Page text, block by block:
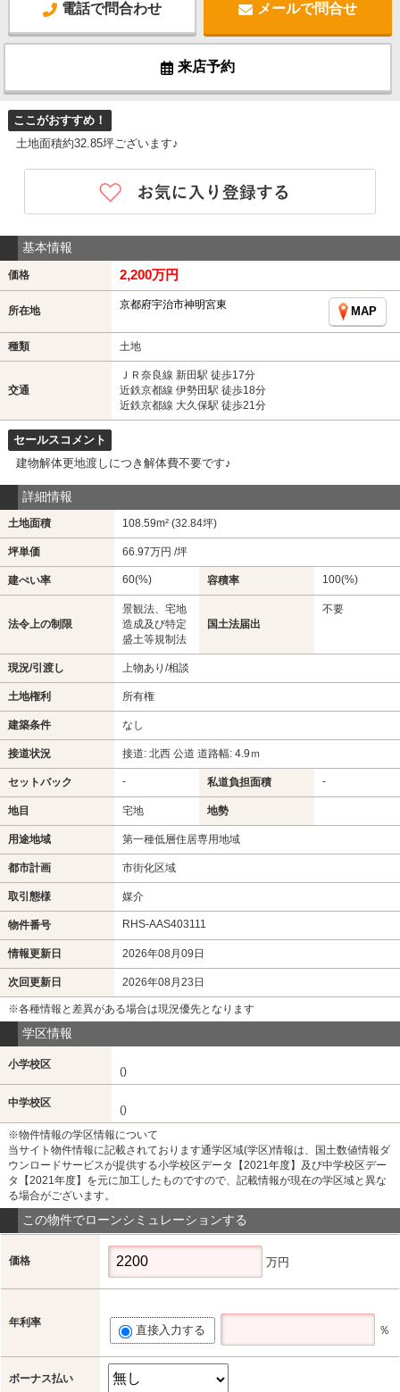
電話で問合わせ メールで問合せ
来店予約
ここがおすすめ！
土地面積約32.85坪ございます♪
基本情報
価格 2,200万円
所在地 京都府宇治市神明宮東
MAP
種類 土地
交通
ＪＲ奈良線 新田駅 徒歩17分
近鉄京都線 伊勢田駅 徒歩18分
近鉄京都線 大久保駅 徒歩21分
セールスコメント
建物解体更地渡しにつき解体費不要です♪
詳細情報
土地面積 108.59m² (32.84坪)
坪単価 66.97万円 /坪
建ぺい率 60(%) 容積率 100(%)
法令上の制限
景観法、宅地
造成及び特定
盛土等規制法
国土法届出
不要
現況/引渡し 上物あり/相談
土地権利 所有権
建築条件 なし
接道状況 接道: 北西 公道 道路幅: 4.9ｍ
セットバック - 私道負担面積 -
地目 宅地 地勢
用途地域 第一種低層住居専用地域
都市計画 市街化区域
取引態様 媒介
物件番号 RHS-AAS403111
情報更新日 2026年08月09日
次回更新日 2026年08月23日
※各種情報と差異がある場合は現況優先となります
学区情報
小学校区
()
中学校区
()
※物件情報の学区情報について
当サイト物件情報に記載されております通学区域(学区)情報は、国土数値情報ダ
ウンロードサービスが提供する小学校区データ【2021年度】及び中学校区デー
タ【2021年度】を元に加工したものですので、記載情報が現在の学区域と異な
る場合がございます。
この物件でローンシミュレーションする
価格 万円
年利率
直接入力する ％
ボーナス払い